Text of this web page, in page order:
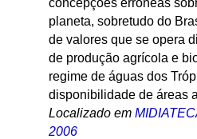
planeta, sobretudo do
de valores que se opera
de produção agrícola e
regime de águas dos
disponibilidade de áreas
Localizado em
2006